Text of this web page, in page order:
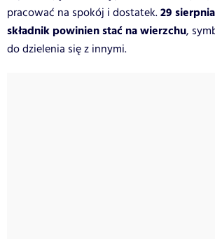
pracować na spokój i dostatek.29
składnik powinien stać na wierzchu,
do dzielenia się z innymi.